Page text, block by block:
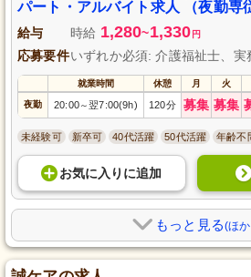
パート・アルバイト求人 （夜勤専
給与 時給 1,280~1,330 円
応募要件いずれか必須: 介護福祉士、実
就業時間 休憩 月 火
夜勤 20:00～翌7:00(9h) 120分 募集 募集
未経験可 新卒可 40代活躍 50代活躍 年齢不
お気に入り に追加
もっと見る(ほ